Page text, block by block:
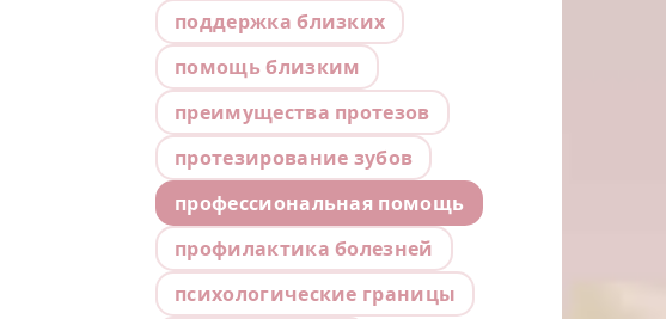
поддержка близких
помощь близким
преимущества протезов
протезирование зубов
профессиональная помощь
профилактика болезней
психологические границы